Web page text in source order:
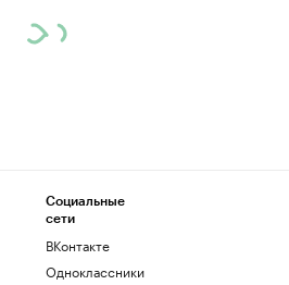
Социальные
сети
ВКонтакте
Одноклассники